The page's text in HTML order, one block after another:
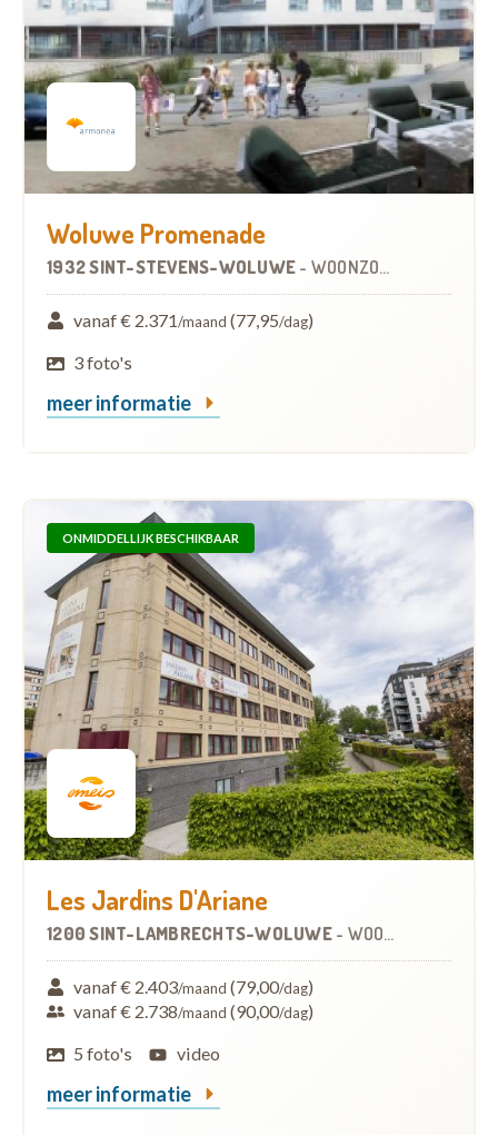
Woluwe Promenade
1932 SINT-STEVENS-WOLUWE - WOONZORGCENTRUM (WZC)
vanaf € 2.371/maand (77,95/dag)
3 foto's
meer informatie
ONMIDDELLIJK BESCHIKBAAR
Les Jardins D'Ariane
1200 SINT-LAMBRECHTS-WOLUWE - WOONZORGCENTRUM (WZC)
vanaf € 2.403/maand (79,00/dag)
vanaf € 2.738/maand (90,00/dag)
5 foto's
video
meer informatie